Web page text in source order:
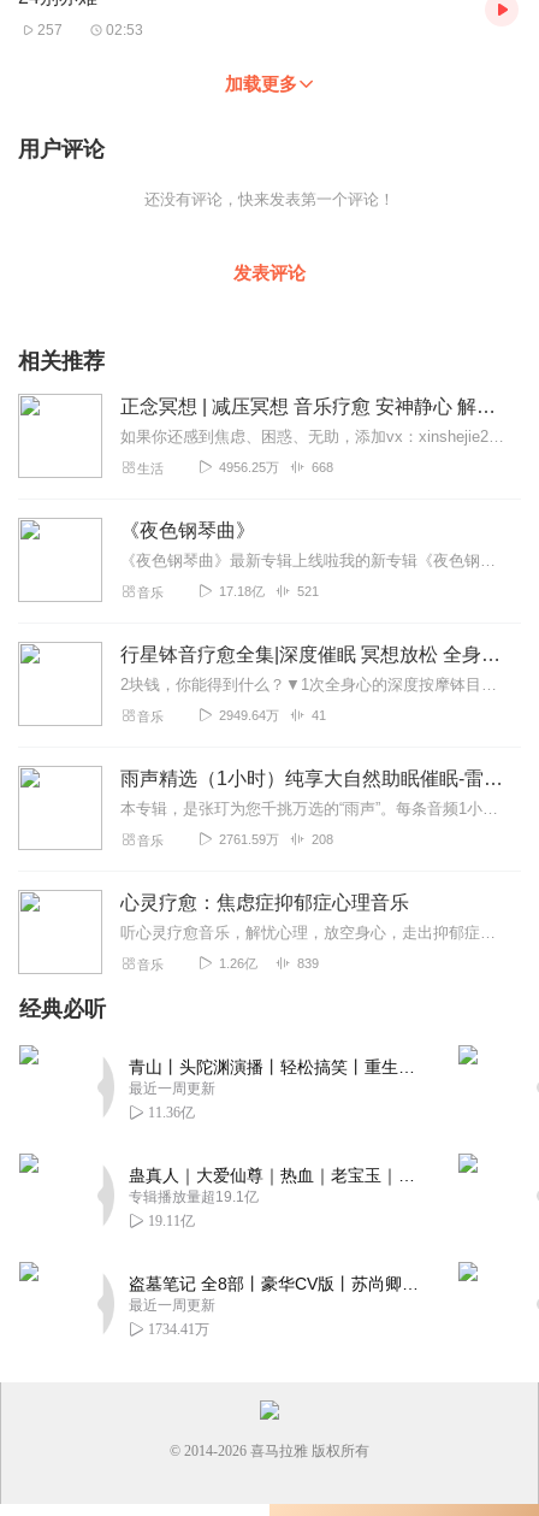
257 02:53
加载更多
用户评论
还没有评论，快来发表第一个评论！
发表评论
相关推荐
正念冥想 | 减压冥想 音乐疗愈 安神静心 解郁降噪
如果你还感到焦虑、困惑、无助，添加vx：xinshejie2018、vx公众号：宣萱心伴，与主播宣萱开启心灵交流之旅，共建温暖的精神家园！如果你喜欢我的内容，请...
生活 4956.25万 668
《夜色钢琴曲》
《夜色钢琴曲》最新专辑上线啦我的新专辑《夜色钢琴曲最新专辑》（点击跳转）已经上线，新专辑是《夜色钢琴曲》的升级版，我精选了诸多经典原创作品与大家分享，愿未来...
音乐 17.18亿 521
行星钵音疗愈全集|深度催眠 冥想放松 全身心深度按摩
2块钱，你能得到什么？▼1次全身心的深度按摩钵目前已广泛地被应用于美容Spa和按摩养生馆的疗程中，许多疗愈师使用铜钵在身体上，发现5分钟铜钵按摩的深度放松，效...
音乐 2949.64万 41
雨声精选（1小时）纯享大自然助眠催眠-雷雨声，下雨
本专辑，是张玎为您千挑万选的“雨声”。每条音频1小时，中间没有打扰。有轻柔细雨、淅淅沥沥；雨滴入水，滴答作响；隐隐雷声，隆隆为伴；流水潺潺，映入耳畔。这里没有音...
音乐 2761.59万 208
心灵疗愈：焦虑症抑郁症心理音乐
听心灵疗愈音乐，解忧心理，放空身心，走出抑郁症、焦虑症、恐惧症等情绪困扰。疗愈音乐=心灵养生最有效的聆听建议：步骤一、选择安静的环境，闭目静卧或坐。步骤二、根据...
音乐 1.26亿 839
经典必听
最近一周更新
11.36亿
专辑播放量超19.1亿
19.11亿
最近一周更新
1734.41万
© 2014-2026 喜马拉雅 版权所有